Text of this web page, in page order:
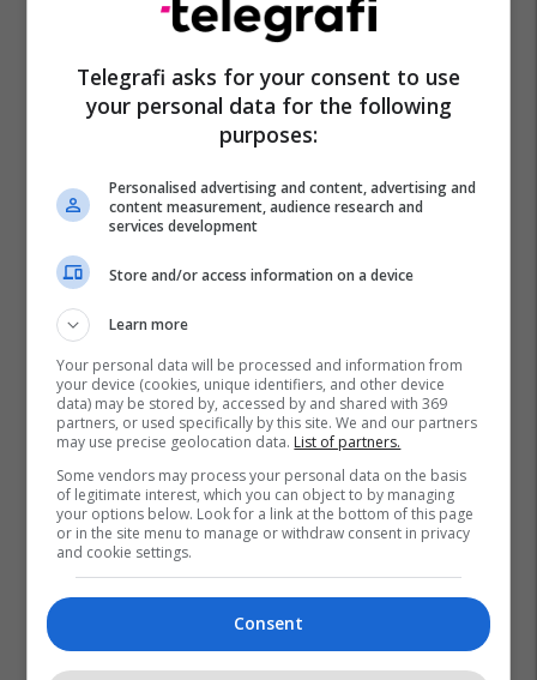
Harry Kane Eduardo Camavinga
Real Madrid
Bayern Munich
Telegrafi asks for your consent to use
your personal data for the following
purposes:
Personalised advertising and content, advertising and
content measurement, audience research and
services development
Store and/or access information on a device
Learn more
Your personal data will be processed and information from
your device (cookies, unique identifiers, and other device
data) may be stored by, accessed by and shared with 369
partners, or used specifically by this site. We and our partners
may use precise geolocation data. List of partners.
Some vendors may process your personal data on the basis
of legitimate interest, which you can object to by managing
your options below. Look for a link at the bottom of this page
or in the site menu to manage or withdraw consent in privacy
and cookie settings.
Consent